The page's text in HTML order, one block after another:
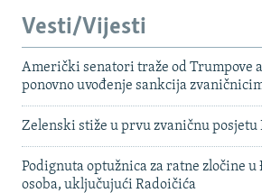
Vesti/Vijesti
Američki senatori traže od Trumpove
ponovno uvođenje sankcija
Zelenski stiže u prvu zvaničnu posjetu
Podignuta optužnica za ratne zločine
osoba, uključujući Radoičića